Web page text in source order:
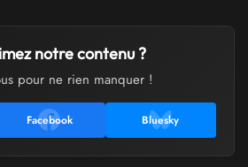
notre contenu ?
pour ne rien manquer !
Facebook Bluesky